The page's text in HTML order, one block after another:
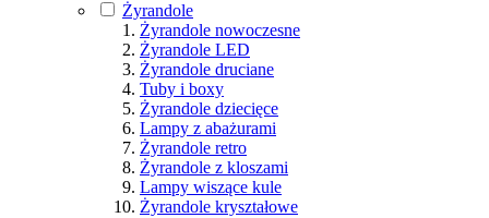
Żyrandole
Żyrandole nowoczesne
Żyrandole LED
Żyrandole druciane
Tuby i boxy
Żyrandole dziecięce
Lampy z abażurami
Żyrandole retro
Żyrandole z kloszami
Lampy wiszące kule
Żyrandole kryształowe